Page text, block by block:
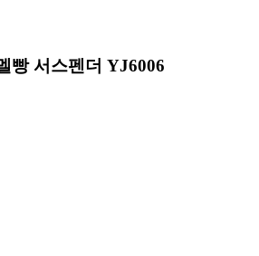
빵 서스펜더 YJ6006